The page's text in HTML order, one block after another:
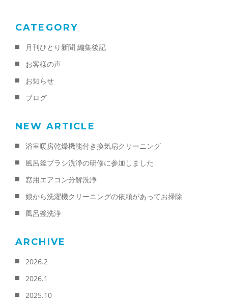
CATEGORY
月刊ひとり新聞 編集後記
お客様の声
お知らせ
ブログ
NEW ARTICLE
浴室暖房乾燥機能付き換気扇クリーニング
風呂釜ブラシ洗浄の研修に参加しました
窓用エアコン分解洗浄
娘から洗濯機クリーニングの依頼があってお掃除
風呂釜洗浄
ARCHIVE
2026.2
2026.1
2025.10